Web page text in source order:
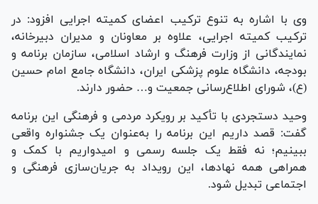
وی با اشاره به تنوع ترکیب اعضای کمیته اجرایی افزود: در
ترکیب کمیته اجرایی، علاوه بر معاونان و مدیران دبیرخانه،
نمایندگانی از وزارت فرهنگ و ارشاد اسلامی، سازمان برنامه و
بودجه، دانشگاه علوم پزشکی ایران، دانشگاه جامع امام حسین
(ع)، شورای اطلاع‌رسانی جمعیت و… حضور دارند.
وحید دستجردی با تأکید بر رویکرد مردمی و فرهنگی این برنامه
گفت: قصد داریم این برنامه را به‌عنوان یک جشنواره واقعی
ببینیم؛ نه فقط یک جلسه رسمی و امیدواریم با کمک و
همراهی همه نهادها، این رویداد به جریان‌سازی فرهنگی و
اجتماعی تبدیل شود.